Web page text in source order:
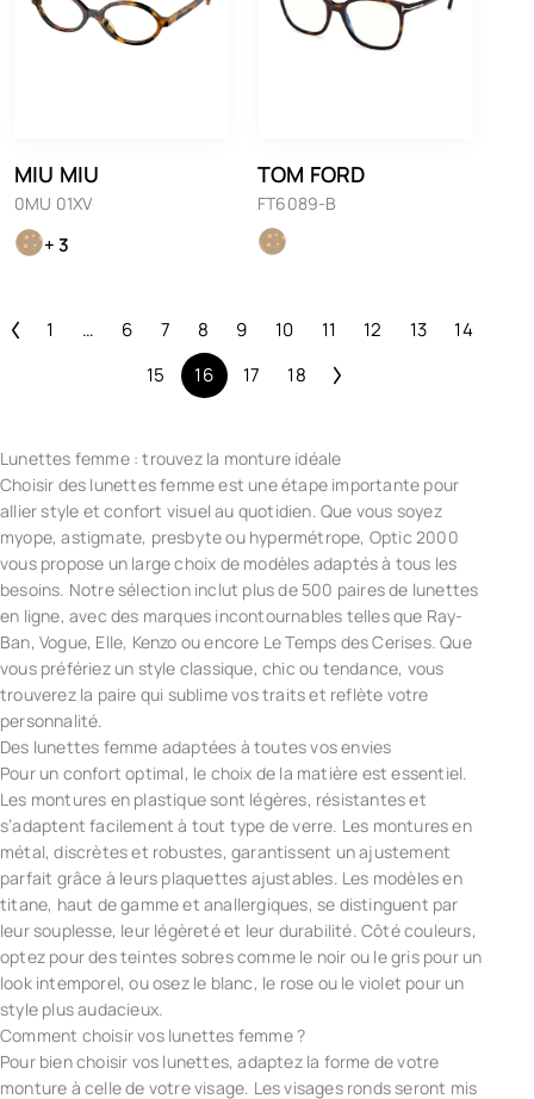
MIU MIU
0MU 01XV
+ 3
TOM FORD
FT6089-B
1 … 6 7 8 9 10 11 12 13
14
15
16 17 18
Lunettes femme : trouvez la monture idéale
Choisir des lunettes femme est une étape importante pour
allier style et confort visuel au quotidien. Que vous soyez
myope, astigmate, presbyte ou hypermétrope, Optic 2000
vous propose un large choix de modèles adaptés à tous les
besoins. Notre sélection inclut plus de 500 paires de lunettes
en ligne, avec des marques incontournables telles que Ray-
Ban, Vogue, Elle, Kenzo ou encore Le Temps des Cerises. Que
vous préfériez un style classique, chic ou tendance, vous
trouverez la paire qui sublime vos traits et reflète votre
personnalité.
Des lunettes femme adaptées à toutes vos envies
Pour un confort optimal, le choix de la matière est essentiel.
Les montures en plastique sont légères, résistantes et
s’adaptent facilement à tout type de verre. Les montures en
métal, discrètes et robustes, garantissent un ajustement
parfait grâce à leurs plaquettes ajustables. Les modèles en
titane, haut de gamme et anallergiques, se distinguent par
leur souplesse, leur légèreté et leur durabilité. Côté couleurs,
optez pour des teintes sobres comme le noir ou le gris pour un
look intemporel, ou osez le blanc, le rose ou le violet pour un
style plus audacieux.
Comment choisir vos lunettes femme ?
Pour bien choisir vos lunettes, adaptez la forme de votre
monture à celle de votre visage. Les visages ronds seront mis